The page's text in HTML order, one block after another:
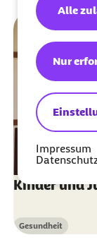
Nur
Alle
Impressum
Kinder und
Kategorie
Gesundheit